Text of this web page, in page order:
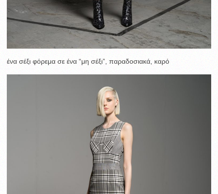
ένα σέξι φόρεμα σε ένα “μη σέξι”, παραδοσιακά, καρό